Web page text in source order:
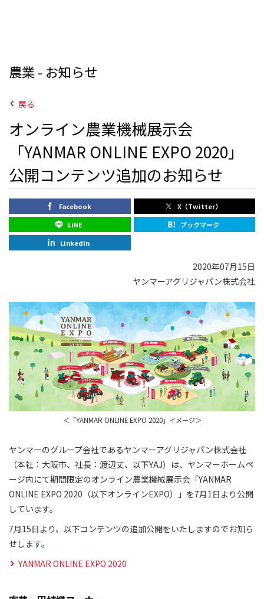
農業 - お知らせ
戻る
オンライン農業機械展示会
「YANMAR ONLINE EXPO 2020」
公開コンテンツ追加のお知らせ
Facebook
X（Twitter）
LINE
ブックマーク
LinkedIn
2020年07月15日
ヤンマーアグリジャパン株式会社
＜「YANMAR ONLINE EXPO 2020」イメージ＞
ヤンマーのグループ会社であるヤンマーアグリジャパン株式会社
（本社：大阪市、社長：渡辺丈、以下YAJ）は、ヤンマーホームペ
ージ内にて期間限定のオンライン農業機械展示会「YANMAR
ONLINE EXPO 2020（以下オンラインEXPO）」を7月1日より公開
しています。
7月15日より、以下コンテンツの追加公開をいたしますのでお知ら
せします。
YANMAR ONLINE EXPO 2020